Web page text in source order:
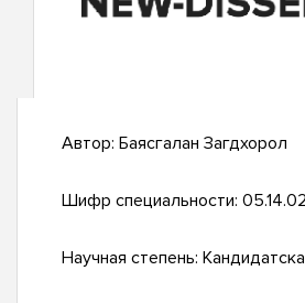
Автор: Баясгалан Загдхорол
Шифр специальности: 05.14.02
Научная степень: